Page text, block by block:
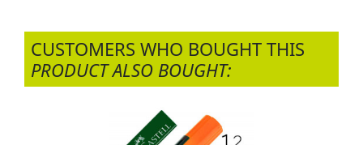
CUSTOMERS WHO BOUGHT THIS
PRODUCT ALSO BOUGHT: